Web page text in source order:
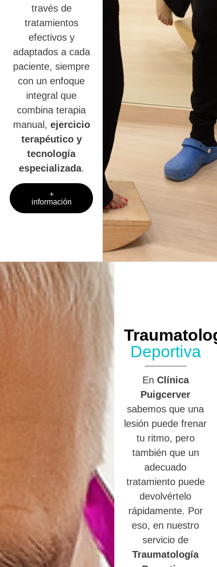
través de
tratamientos
efectivos y
adaptados a cada
paciente, siempre
con un enfoque
integral que
combina terapia
manual, ejercicio
terapéutico y
tecnología
especializada.
+
información
Deportiva
En Clínica
Puigcerver
sabemos que una
lesión puede frenar
tu ritmo, pero
también que un
adecuado
tratamiento puede
devolvértelo
rápidamente. Por
eso, en nuestro
servicio de
Traumatología